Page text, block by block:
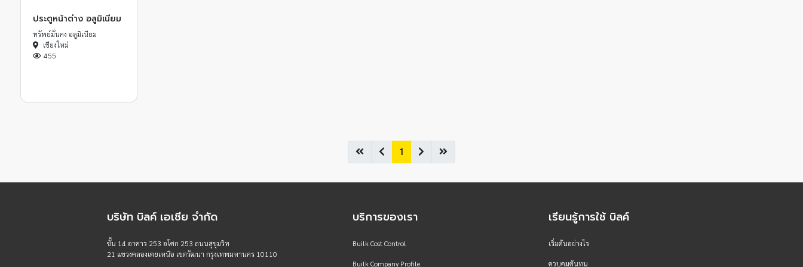
ประตูหน้าต่าง อลูมิเนียม
ทรัพย์มั่นคง อลูมิเนียม
เชียงใหม่
455
1
บริษัท บิลค์ เอเชีย จำกัด
ชั้น 14 อาคาร 253 อโศก 253 ถนนสุขุมวิท
21 แขวงคลองเตยเหนือ เขตวัฒนา กรุงเทพมหานคร 10110
บริการของเรา
Builk Cost Control
Builk Company Profile
เรียนรู้การใช้ บิลค์
เริ่มต้นอย่างไร
ควบคุมต้นทุน